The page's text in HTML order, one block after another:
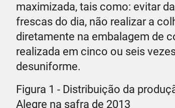
maximizada, tais como: evitar
frescas do dia, não realizar a
diretamente na embalagem de
realizada em cinco ou seis
desuniforme.
Figura 1 - Distribuição da
Alegre na safra de 2013